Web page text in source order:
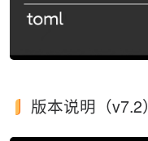
版本说明（v7.2）